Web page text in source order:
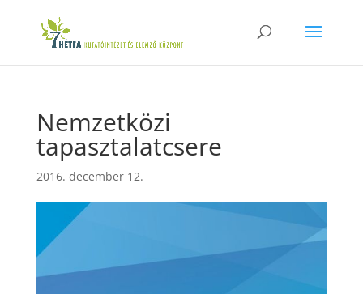
Nemzetközi
tapasztalatcsere
2016. december 12.